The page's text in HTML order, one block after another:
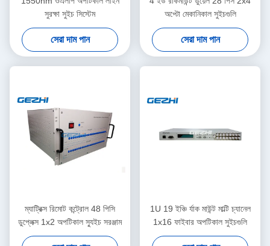
সুরক্ষা সুইচ সিস্টেম
সেরা দাম পান
অপ্টো মেকানিকাল সুইচগুলি
সেরা দাম পান
ম্যাট্রিক্স রিমোট কন্ট্রোল 48 পিসি
ডুপ্লেক্স 1x2 অপটিকাল স্যুইচ সরঞ্জাম
1U 19 ইঞ্চি র্যাক মাউন্ট মাল্টি চ্যানেল
1x16 ফাইবার অপটিকাল সুইচগুলি